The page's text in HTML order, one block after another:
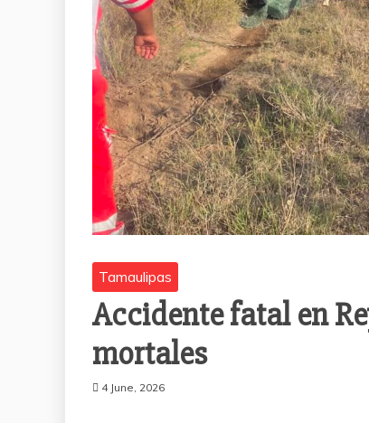
Tamaulipas
Accidente fatal en
mortales
4 June, 2026